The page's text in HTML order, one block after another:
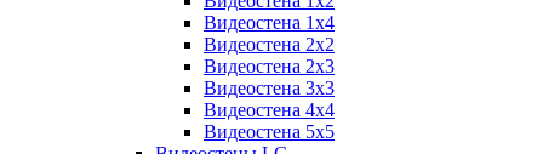
Видеостена 1x4
Видеостена 2x2
Видеостена 2х3
Видеостена 3x3
Видеостена 4x4
Видеостена 5x5